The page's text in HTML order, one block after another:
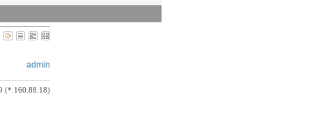
admin
(*.160.88.18)